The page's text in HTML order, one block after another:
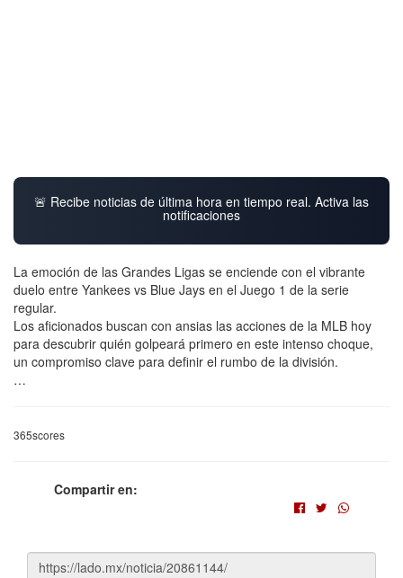
🚨 Recibe noticias de última hora en tiempo real. Activa las
notificaciones
La emoción de las Grandes Ligas se enciende con el vibrante
duelo entre Yankees vs Blue Jays en el Juego 1 de la serie
regular.
Los aficionados buscan con ansias las acciones de la MLB hoy
para descubrir quién golpeará primero en este intenso choque,
un compromiso clave para definir el rumbo de la división.
…
365scores
Compartir en: